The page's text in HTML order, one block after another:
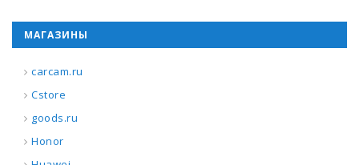
МАГАЗИНЫ
carcam.ru
Cstore
goods.ru
Honor